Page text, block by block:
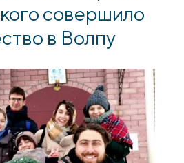
совершило
в Волпу